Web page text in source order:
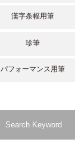
漢字条幅用筆
珍筆
パフォーマンス用筆